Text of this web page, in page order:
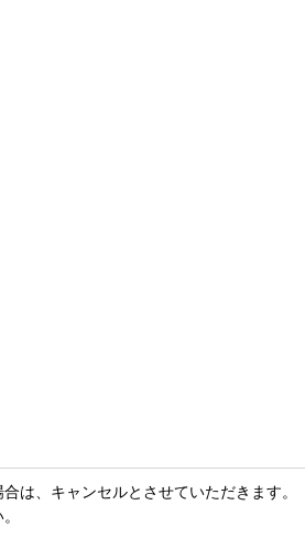
は、キャンセルとさせていただきます。